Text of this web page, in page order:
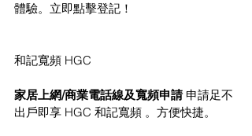
體驗。立即點擊登記！
和記寬頻 HGC
家居上網/商業電話線及寬頻申請 申請足不
出戶即享 HGC 和記寬頻 。方便快捷。